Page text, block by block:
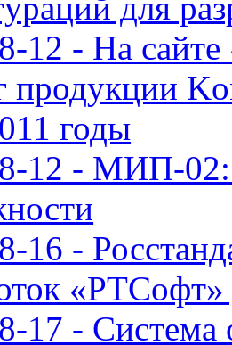
для
12 - На
продукции
годы
12 - МИП-02:
16 -
«РТСофт»
17 - Система